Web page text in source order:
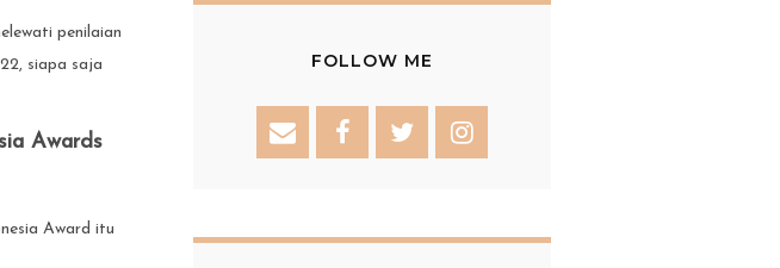
penilaian
siapa saja
Awards
Award itu
FOLLOW ME